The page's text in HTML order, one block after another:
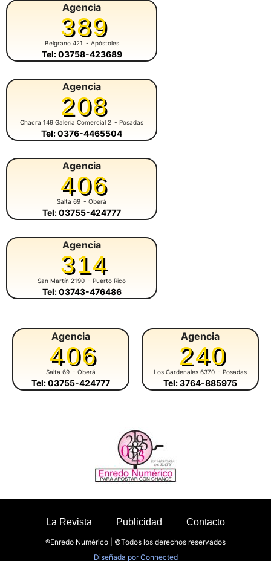
Agencia
389
Belgrano 421 - Apóstoles
Tel: 03758-423689
Agencia
208
Chacra 149 Galería Comercial 2 - Posadas
Tel: 0376-4465504
Agencia
406
Salta 69 - Oberá
Tel: 03755-424777
Agencia
314
San Martín 2190 - Puerto Rico
Tel: 03743-476486
Agencia
406
Salta 69 - Oberá
Tel: 03755-424777
Agencia
240
Los Cardenales 6370 - Posadas
Tel: 3764-885975
La Revista Publicidad Contacto
®Enredo Numérico | ©Todos los derechos reservados
Diseñada porConnected